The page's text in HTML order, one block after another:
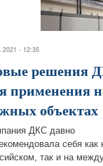
- 12:35
решения
применения
объектах
ДКС давно
себя как
так и на